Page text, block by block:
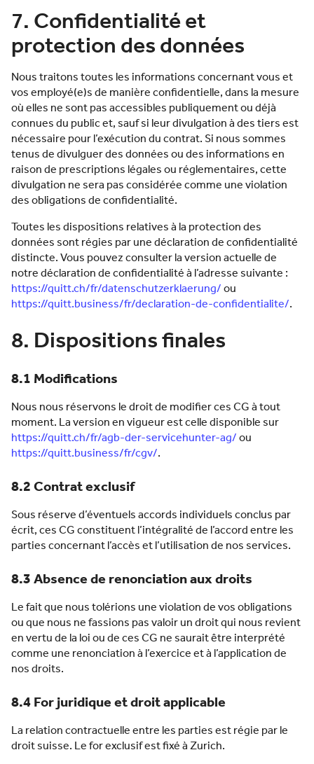
7. Confidentialité et
protection des données
Nous traitons toutes les informations concernant vous et
vos employé(e)s de manière confidentielle, dans la mesure
où elles ne sont pas accessibles publiquement ou déjà
connues du public et, sauf si leur divulgation à des tiers est
nécessaire pour l’exécution du contrat. Si nous sommes
tenus de divulguer des données ou des informations en
raison de prescriptions légales ou réglementaires, cette
divulgation ne sera pas considérée comme une violation
des obligations de confidentialité.
Toutes les dispositions relatives à la protection des
données sont régies par une déclaration de confidentialité
distincte. Vous pouvez consulter la version actuelle de
notre déclaration de confidentialité à l’adresse suivante :
https://quitt.ch/fr/datenschutzerklaerung/ou
https://quitt.business/fr/declaration-de-confidentialite/.
8. Dispositions finales
8.1 Modifications
Nous nous réservons le droit de modifier ces CG à tout
moment. La version en vigueur est celle disponible sur
https://quitt.ch/fr/agb-der-servicehunter-ag/ou
https://quitt.business/fr/cgv/.
8.2 Contrat exclusif
Sous réserve d’éventuels accords individuels conclus par
écrit, ces CG constituent l’intégralité de l’accord entre les
parties concernant l’accès et l’utilisation de nos services.
8.3 Absence de renonciation aux droits
Le fait que nous tolérions une violation de vos obligations
ou que nous ne fassions pas valoir un droit qui nous revient
en vertu de la loi ou de ces CG ne saurait être interprété
comme une renonciation à l’exercice et à l’application de
nos droits.
8.4 For juridique et droit applicable
La relation contractuelle entre les parties est régie par le
droit suisse. Le for exclusif est fixé à Zurich.